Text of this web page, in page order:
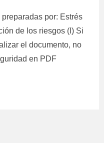
por: Estrés
de los riesgos (I) Si
el documento, no
en PDF